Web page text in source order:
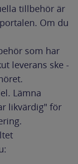
tillbehör är
Om du
som har
leverans ske -
Lämna
likvärdig" för